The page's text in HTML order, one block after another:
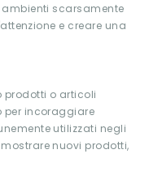
scarsamente
e creare una
prodotti o articoli
per incoraggiare
utilizzati negli
nuovi prodotti,